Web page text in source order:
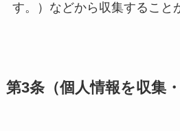
す。）などから収集すること
第3条（個人情報を収集